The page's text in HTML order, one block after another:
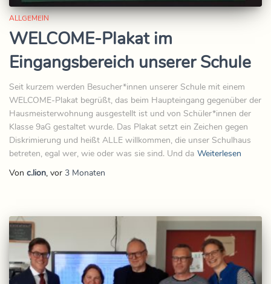
ALLGEMEIN
WELCOME-Plakat im
Eingangsbereich unserer Schule
Seit kurzem werden Besucher*innen unserer Schule mit einem
WELCOME-Plakat begrüßt, das beim Haupteingang gegenüber der
Hausmeisterwohnung ausgestellt ist und von Schüler*innen der
Klasse 9aG gestaltet wurde. Das Plakat setzt ein Zeichen gegen
Diskrimierung und heißt ALLE willkommen, die unser Schulhaus
betreten, egal wer, wie oder was sie sind. Und da Weiterlesen
Von c.lion, vor 3 Monaten